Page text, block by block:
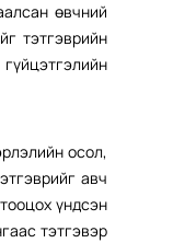
өвчний
тэтгэврийн
осол,
авч
үндсэн
тэтгэвэр